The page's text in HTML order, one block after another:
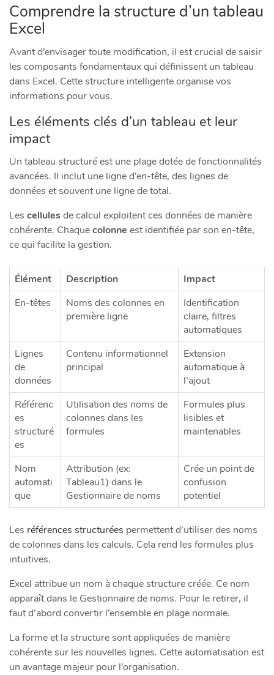
Comprendre la structure d’un tableau
Excel
Avant d’envisager toute modification, il est crucial de saisir
les composants fondamentaux qui définissent un tableau
dans Excel. Cette structure intelligente organise vos
informations pour vous.
Les éléments clés d’un tableau et leur
impact
Un tableau structuré est une plage dotée de fonctionnalités
avancées. Il inclut une ligne d’en-tête, des lignes de
données et souvent une ligne de total.
Les cellulesde calcul exploitent ces données de manière
cohérente. Chaquecolonne est identifiée par son en-tête,
ce qui facilite la gestion.
Élément Description
Impact
En-têtes
Noms des colonnes en
première ligne
Identification
claire, filtres
automatiques
Lignes
de
données
Contenu informationnel
principal
Extension
automatique à
l’ajout
Référenc
es
structuré
es
Utilisation des noms de
colonnes dans les
formules
Formules plus
lisibles et
maintenables
Nom
automati
que
Attribution (ex:
Tableau1) dans le
Gestionnaire de noms
Crée un point de
confusion
potentiel
Les références structurées permettent d’utiliser des noms
de colonnes dans les calculs. Cela rend les formules plus
intuitives.
Excel attribue un nom à chaque structure créée. Ce nom
apparaît dans le Gestionnaire de noms. Pour le retirer, il
faut d’abord convertir l’ensemble en plage normale.
La forme et la structure sont appliquées de manière
cohérente sur les nouvelles lignes. Cette automatisation est
un avantage majeur pour l’organisation.